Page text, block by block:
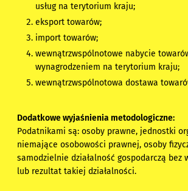
usług na terytorium kraju;
eksport towarów;
import towarów;
wewnątrzwspólnotowe nabycie
wynagrodzeniem na terytorium kraju;
wewnątrzwspólnotowa dostawa
Dodatkowe wyjaśnienia metodologiczne:
Podatnikami są: osoby prawne, jednostki
niemające osobowości prawnej, osoby
samodzielnie działalność gospodarczą bez
lub rezultat takiej działalności.